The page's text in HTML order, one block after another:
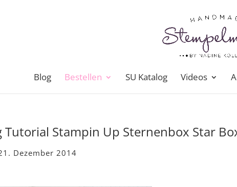
Blog Bestellen SU Katalog Videos
Tutorial Stampin Up Sternenbox Star
Dezember 2014